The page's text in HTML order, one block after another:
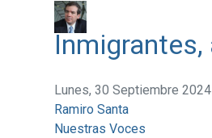
Lunes, 30 Septiembre 2024
Ramiro Santa
Nuestras Voces